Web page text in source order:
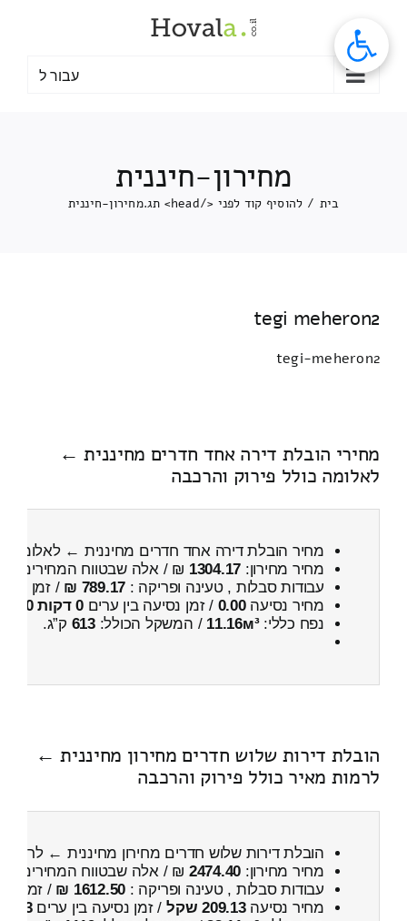
עבור ל
מחירון-חיננית
בית / להוסיף קוד לפני </head> תג. מחירון-חיננית
tegi meheron2
tegi-meheron2
מחירי הובלת דירה אחד חדרים מחיננית ←
לאלומה כולל פירוק והרכבה
מחיר הובלת דירה אחד חדרים מחיננית ← לאלומה
מחיר מחירון: 1304.17 ₪ / אלה שבטווח המחירים
עבודות סבלות , טעינה ופריקה : 789.17 ₪ / זמן :
מחיר נסיעה0.00 / זמן נסיעה בין ערים0 דקות 0 שניות
נפח כללי:11.16м³ / המשקל הכולל:613 ק”ג.
הובלת דירות שלוש חדרים מחירון מחיננית ←
לרמות מאיר כולל פירוק והרכבה
הובלת דירות שלוש חדרים מחירון מחיננית ←
מחיר מחירון: 2474.40 ₪ / אלה שבטווח המחירים
עבודות סבלות , טעינה ופריקה : 1612.50 ₪ / זמן :
מחיר נסיעה209.13 שקל / זמן נסיעה בין ערים23 דקות